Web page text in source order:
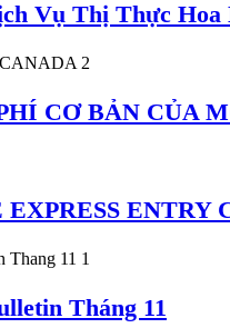
Vụ Thị Thực Hoa
CƠ BẢN CỦA
ENTRY
Tháng 11